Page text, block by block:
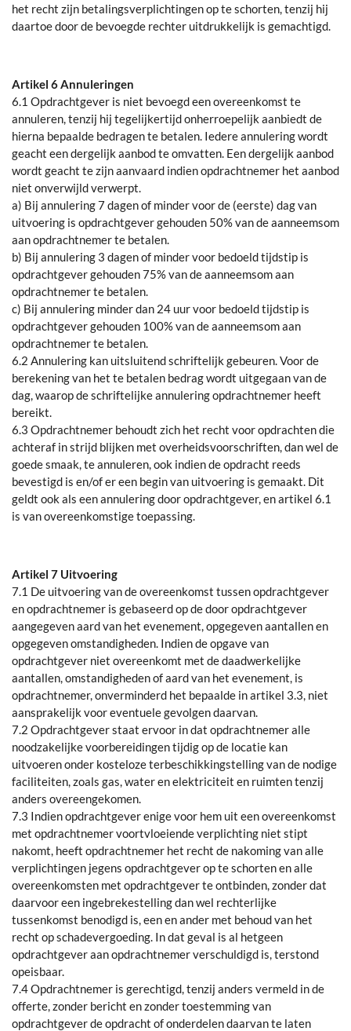
het recht zijn betalingsverplichtingen op te schorten, tenzij hij
daartoe door de bevoegde rechter uitdrukkelijk is gemachtigd.
Artikel 6 Annuleringen
6.1 Opdrachtgever is niet bevoegd een overeenkomst te
annuleren, tenzij hij tegelijkertijd onherroepelijk aanbiedt de
hierna bepaalde bedragen te betalen. Iedere annulering wordt
geacht een dergelijk aanbod te omvatten. Een dergelijk aanbod
wordt geacht te zijn aanvaard indien opdrachtnemer het aanbod
niet onverwijld verwerpt.
a) Bij annulering 7 dagen of minder voor de (eerste) dag van
uitvoering is opdrachtgever gehouden 50% van de aanneemsom
aan opdrachtnemer te betalen.
b) Bij annulering 3 dagen of minder voor bedoeld tijdstip is
opdrachtgever gehouden 75% van de aanneemsom aan
opdrachtnemer te betalen.
c) Bij annulering minder dan 24 uur voor bedoeld tijdstip is
opdrachtgever gehouden 100% van de aanneemsom aan
opdrachtnemer te betalen.
6.2 Annulering kan uitsluitend schriftelijk gebeuren. Voor de
berekening van het te betalen bedrag wordt uitgegaan van de
dag, waarop de schriftelijke annulering opdrachtnemer heeft
bereikt.
6.3 Opdrachtnemer behoudt zich het recht voor opdrachten die
achteraf in strijd blijken met overheidsvoorschriften, dan wel de
goede smaak, te annuleren, ook indien de opdracht reeds
bevestigd is en/of er een begin van uitvoering is gemaakt. Dit
geldt ook als een annulering door opdrachtgever, en artikel 6.1
is van overeenkomstige toepassing.
Artikel 7 Uitvoering
7.1 De uitvoering van de overeenkomst tussen opdrachtgever
en opdrachtnemer is gebaseerd op de door opdrachtgever
aangegeven aard van het evenement, opgegeven aantallen en
opgegeven omstandigheden. Indien de opgave van
opdrachtgever niet overeenkomt met de daadwerkelijke
aantallen, omstandigheden of aard van het evenement, is
opdrachtnemer, onverminderd het bepaalde in artikel 3.3, niet
aansprakelijk voor eventuele gevolgen daarvan.
7.2 Opdrachtgever staat ervoor in dat opdrachtnemer alle
noodzakelijke voorbereidingen tijdig op de locatie kan
uitvoeren onder kosteloze terbeschikkingstelling van de nodige
faciliteiten, zoals gas, water en elektriciteit en ruimten tenzij
anders overeengekomen.
7.3 Indien opdrachtgever enige voor hem uit een overeenkomst
met opdrachtnemer voortvloeiende verplichting niet stipt
nakomt, heeft opdrachtnemer het recht de nakoming van alle
verplichtingen jegens opdrachtgever op te schorten en alle
overeenkomsten met opdrachtgever te ontbinden, zonder dat
daarvoor een ingebrekestelling dan wel rechterlijke
tussenkomst benodigd is, een en ander met behoud van het
recht op schadevergoeding. In dat geval is al hetgeen
opdrachtgever aan opdrachtnemer verschuldigd is, terstond
opeisbaar.
7.4 Opdrachtnemer is gerechtigd, tenzij anders vermeld in de
offerte, zonder bericht en zonder toestemming van
opdrachtgever de opdracht of onderdelen daarvan te laten